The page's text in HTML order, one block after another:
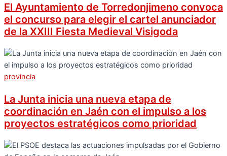
El Ayuntamiento de Torredonjimeno convoca
el concurso para elegir el cartel anunciador
de la XXIII Fiesta Medieval Visigoda
provincia
La Junta inicia una nueva etapa de
coordinación en Jaén con el impulso a los
proyectos estratégicos como prioridad